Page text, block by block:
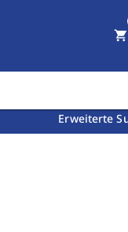
Erweiterte
shopping_cart